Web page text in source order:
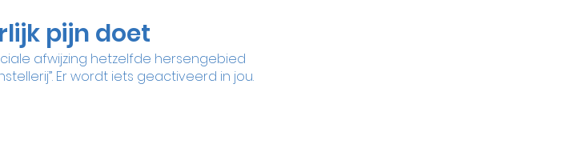
pijn doet
afwijzing hetzelfde hersengebied
Er wordt iets geactiveerd in jou.